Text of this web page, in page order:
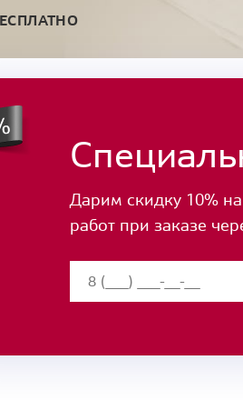
Дарим скидку 10%
работ при заказе